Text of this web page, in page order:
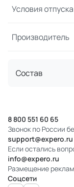
Условия отпуска
Производитель
Состав
8 800 551 60 65
Звонок по России
support@expero.ru
Если остались
info@expero.ru
Размещение
Соцсети